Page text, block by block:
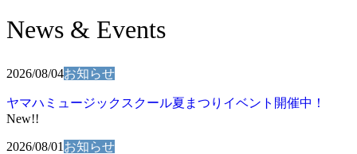
News & Events
2026/08/04お知らせ
ヤマハミュージックスクール夏まつりイベント開催中！
New!!
2026/08/01 お知らせ